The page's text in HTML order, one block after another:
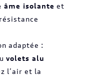
âme isolante et
adaptée :
volets alu
l’air et la